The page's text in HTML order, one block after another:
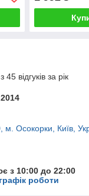
відгуків за рік
м. Осокорки, Київ,
з 10:00 до 22:00
роботи